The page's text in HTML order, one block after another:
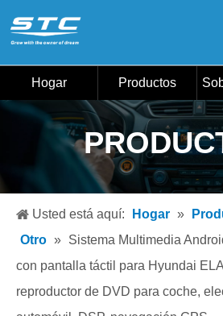
Hogar
Productos
Sobre nosotros
Descargar
Noticias
Contáctenos
Hogar Productos
Usted está aquí: Hogar »
Otro » Sistema Multimedia
con pantalla táctil para Hyundai
reproductor de DVD para coche,